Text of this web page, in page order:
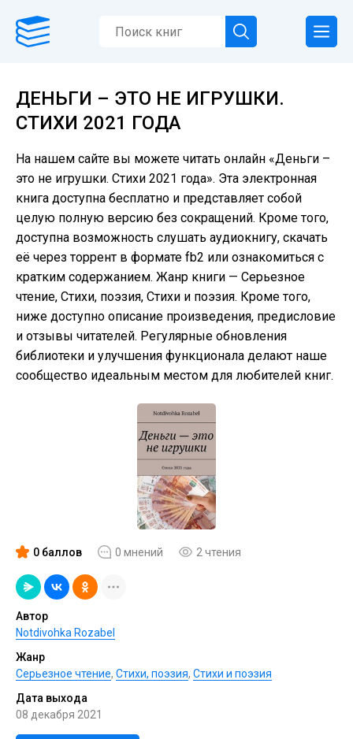
ДЕНЬГИ – ЭТО НЕ ИГРУШКИ.
СТИХИ 2021 ГОДА
На нашем сайте вы можете читать онлайн «Деньги –
это не игрушки. Стихи 2021 года». Эта электронная
книга доступна бесплатно и представляет собой
целую полную версию без сокращений. Кроме того,
доступна возможность слушать аудиокнигу, скачать
её через торрент в формате fb2 или ознакомиться с
кратким содержанием. Жанр книги — Серьезное
чтение, Cтихи, поэзия, Стихи и поэзия. Кроме того,
ниже доступно описание произведения, предисловие
и отзывы читателей. Регулярные обновления
библиотеки и улучшения функционала делают наше
сообщество идеальным местом для любителей книг.
0 баллов 0 мнений 2 чтения
Автор
Notdivohka Rozabel
Жанр
Серьезное чтение, Cтихи, поэзия, Стихи и поэзия
Дата выхода
08 декабря 2021